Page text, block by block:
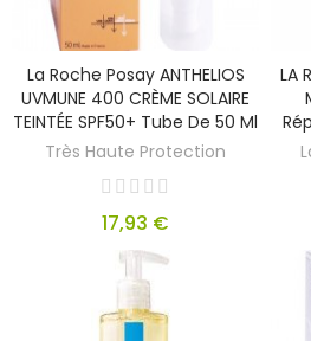
La Roche Posay ANTHELIOS
UVMUNE 400 CRÈME SOLAIRE
TEINTÉE SPF50+ Tube De 50 Ml
Très Haute Protection
17,93 €
LA